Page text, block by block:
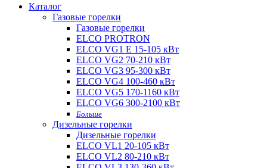
Каталог
Газовые горелки
Газовые горелки
ELCO PROTRON
ELCO VG1 E 15-105 кВт
ELCO VG2 70-210 кВт
ELCO VG3 95-300 кВт
ELCO VG4 100-460 кВт
ELCO VG5 170-1160 кВт
ELCO VG6 300-2100 кВт
Больше
Дизельные горелки
Дизельные горелки
ELCO VL1 20-105 кВт
ELCO VL2 80-210 кВт